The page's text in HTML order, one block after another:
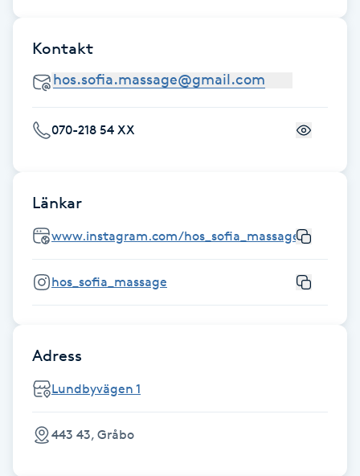
Fransförlängning Megavolym
Fransförlängning Volym
Fransk manikyr
Frekvensterapi
Friskvård
Friskvårdsmassage
Frisör
Funktionsanalys
Kontakt
070-218 54 XX
Länkar
www.instagram.com/hos_sofia_massage
hos_sofia_massage
Adress
Lundbyvägen 1
443 43, Gråbo